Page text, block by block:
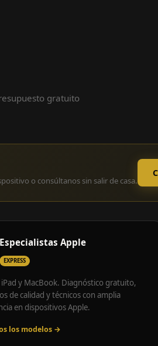
gratuito
o consúltanos sin salir de casa.
Apple
EXPRESS
y MacBook. Diagnóstico gratuito,
de calidad y técnicos con amplia
en dispositivos Apple.
los modelos →